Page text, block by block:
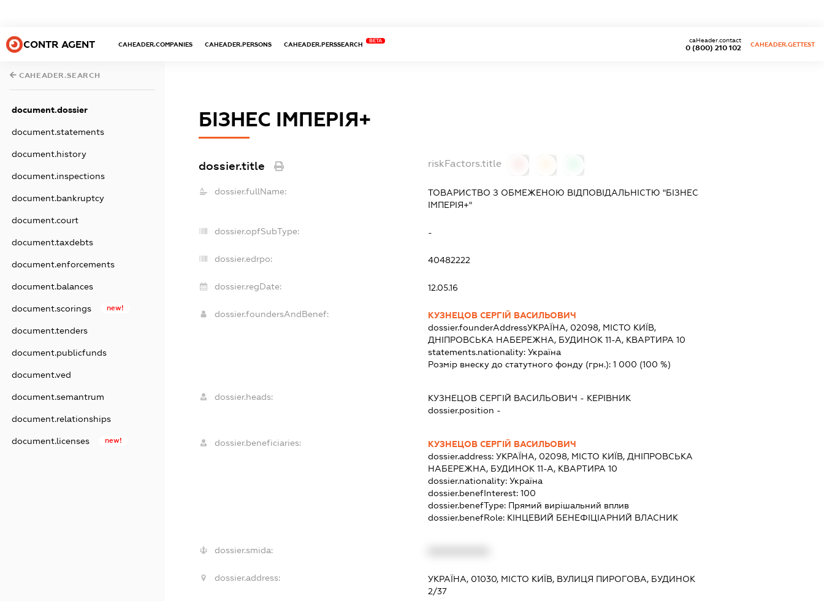
CONTR AGENT CAHEADER.COMPANIES CAHEADER.PERSONS CAHEADER.PERSSEARCH
BETA
0 (800) 210 102
caHeader.contact
CAHEADER.GETTEST
CAHEADER.SEARCH
document.dossier
document.statements
document.history
document.inspections
document.bankruptcy
document.court
document.taxdebts
document.enforcements
document.balances
document.scorings new!
document.tenders
document.publicfunds
document.ved
document.semantrum
document.relationships
document.licenses new!
БІЗНЕС ІМПЕРІЯ+
dossier.title riskFactors.title
dossier.fullName:
ТОВАРИСТВО З ОБМЕЖЕНОЮ ВІДПОВІДАЛЬНІСТЮ "БІЗНЕС
ІМПЕРІЯ+"
dossier.opfSubType: -
dossier.edrpo: 40482222
dossier.regDate: 12.05.16
dossier.foundersAndBenef:
КУЗНЕЦОВ СЕРГІЙ ВАСИЛЬОВИЧ
dossier.founderAddressУКРАЇНА, 02098, МІСТО КИЇВ,
ДНІПРОВСЬКА НАБЕРЕЖНА, БУДИНОК 11-А, КВАРТИРА 10
statements.nationality: Україна
Розмір внеску до статутного фонду (грн.): 1 000 (100 %)
dossier.heads: КУЗНЕЦОВ СЕРГІЙ ВАСИЛЬОВИЧ - КЕРІВНИК
dossier.position -
dossier.beneficiaries:
КУЗНЕЦОВ СЕРГІЙ ВАСИЛЬОВИЧ
dossier.address: УКРАЇНА, 02098, МІСТО КИЇВ, ДНІПРОВСЬКА
НАБЕРЕЖНА, БУДИНОК 11-А, КВАРТИРА 10
dossier.nationality: Україна
dossier.benefInterest: 100
dossier.benefType: Прямий вирішальний вплив
dossier.benefRole: КІНЦЕВИЙ БЕНЕФІЦІАРНИЙ ВЛАСНИК
dossier.smida:
dossier.address:
УКРАЇНА, 01030, МІСТО КИЇВ, ВУЛИЦЯ ПИРОГОВА, БУДИНОК
2/37